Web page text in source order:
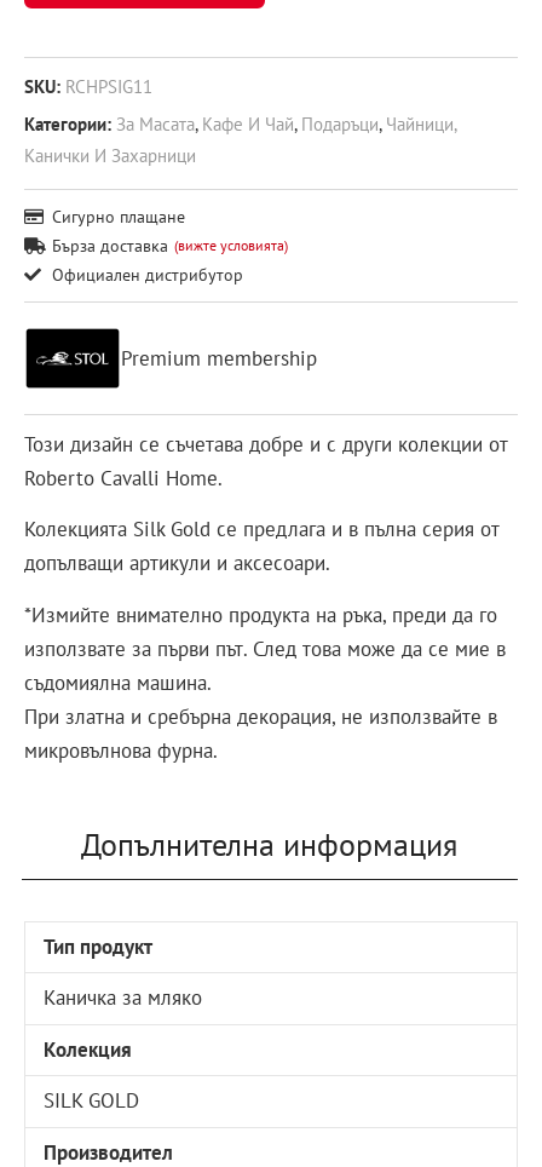
SKU: RCHPSIG11
Категории: За Масата, Кафе И Чай, Подаръци, Чайници,
Канички И Захарници
Сигурно плащане
Бърза доставка (вижте условията)
Официален дистрибутор
Premium membership
Този дизайн се съчетава добре и с други колекции от
Roberto Cavalli Home.
Колекцията Silk Gold се предлага и в пълна серия от
допълващи артикули и аксесоари.
*Измийте внимателно продукта на ръка, преди да го
използвате за първи път. След това може да се мие в
съдомиялна машина.
При златна и сребърна декорация, не използвайте в
микровълнова фурна.
Допълнителна информация
Тип продукт
Каничка за мляко
Колекция
SILK GOLD
Производител